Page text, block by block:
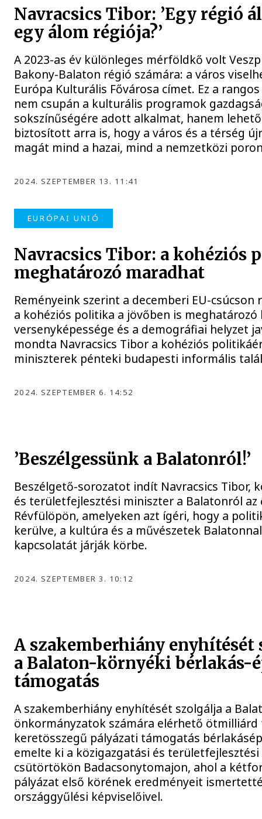
Navracsics Tibor: ’Egy régió
egy álom régiója?’
A 2023-as év különleges mérföldkő volt
Bakony-Balaton régió számára: a város
Európa Kulturális Fővárosa címet. Ez a
nem csupán a kulturális programok
sokszínűségére adott alkalmat, hanem
biztosított arra is, hogy a város és a térség
magát mind a hazai, mind a nemzetközi
2024. SZEPTEMBER 13. 11:41
EURÓPAI UNIÓ
Navracsics Tibor: a kohéziós
meghatározó maradhat
Reményeink szerint a decemberi EU-csúcson
a kohéziós politika a jövőben is meghatározó
versenyképessége és a demográfiai helyzet
mondta Navracsics Tibor a kohéziós
miniszterek pénteki budapesti informális
2024. SZEPTEMBER 6. 14:52
’Beszélgessünk a Balatonról!’
Beszélgető-sorozatot indít Navracsics Tibor,
és területfejlesztési miniszter a Balatonról az
Révfülöpön, amelyeken azt ígéri, hogy a
kerülve, a kultúra és a művészetek
kapcsolatát járják körbe.
2024. SZEPTEMBER 3. 10:12
A szakemberhiány enyhítését
a Balaton-környéki bérlakás-
támogatás
A szakemberhiány enyhítését szolgálja a
önkormányzatok számára elérhető
keretösszegű pályázati támogatás
emelte ki a közigazgatási és
csütörtökön Badacsonytomajon, ahol a
pályázat első körének eredményeit
országgyűlési képviselőivel.